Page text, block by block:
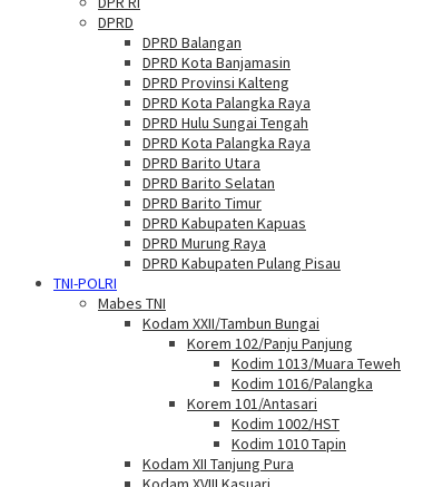
DPRD
DPRD Balangan
DPRD Kota Banjamasin
DPRD Provinsi Kalteng
DPRD Kota Palangka Raya
DPRD Hulu Sungai Tengah
DPRD Kota Palangka Raya
DPRD Barito Utara
DPRD Barito Selatan
DPRD Barito Timur
DPRD Kabupaten Kapuas
DPRD Murung Raya
DPRD Kabupaten Pulang Pisau
TNI-POLRI
Mabes TNI
Kodam XXII/Tambun Bungai
Korem 102/Panju Panjung
Kodim 1013/Muara Teweh
Kodim 1016/Palangka
Korem 101/Antasari
Kodim 1002/HST
Kodim 1010 Tapin
Kodam XII Tanjung Pura